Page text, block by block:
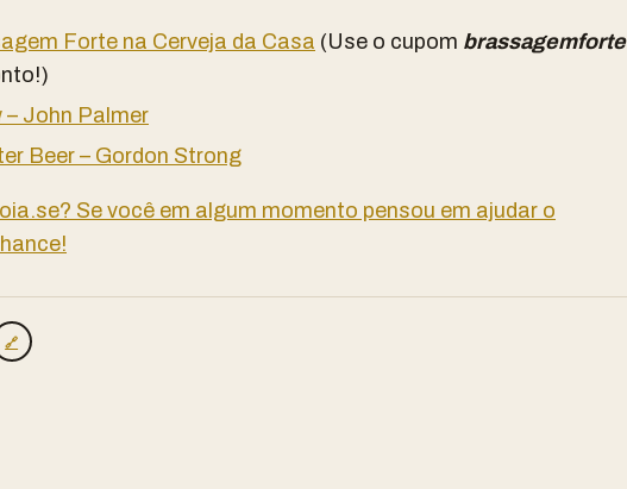
Forte na Cerveja da Casa (Use o cupom brassagemforte
– John Palmer
Beer – Gordon Strong
Se você em algum momento pensou em ajudar o
🔗